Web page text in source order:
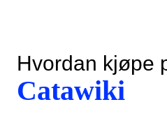
Hvordan kjøpe
Catawiki